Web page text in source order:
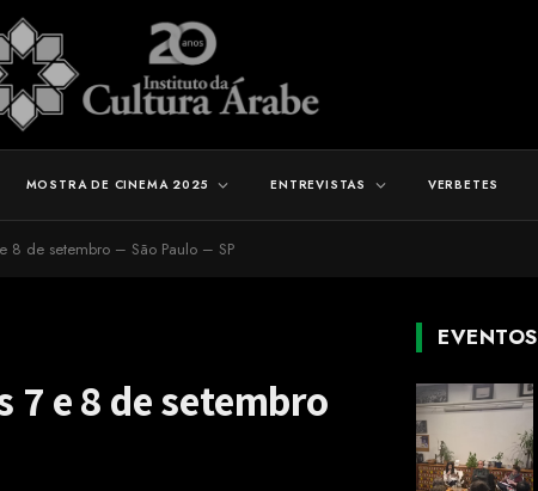
MOSTRA DE CINEMA 2025 ENTREVISTAS VERBETES
8 de setembro – São Paulo – SP
7 e 8 de setembro
EVENTOS